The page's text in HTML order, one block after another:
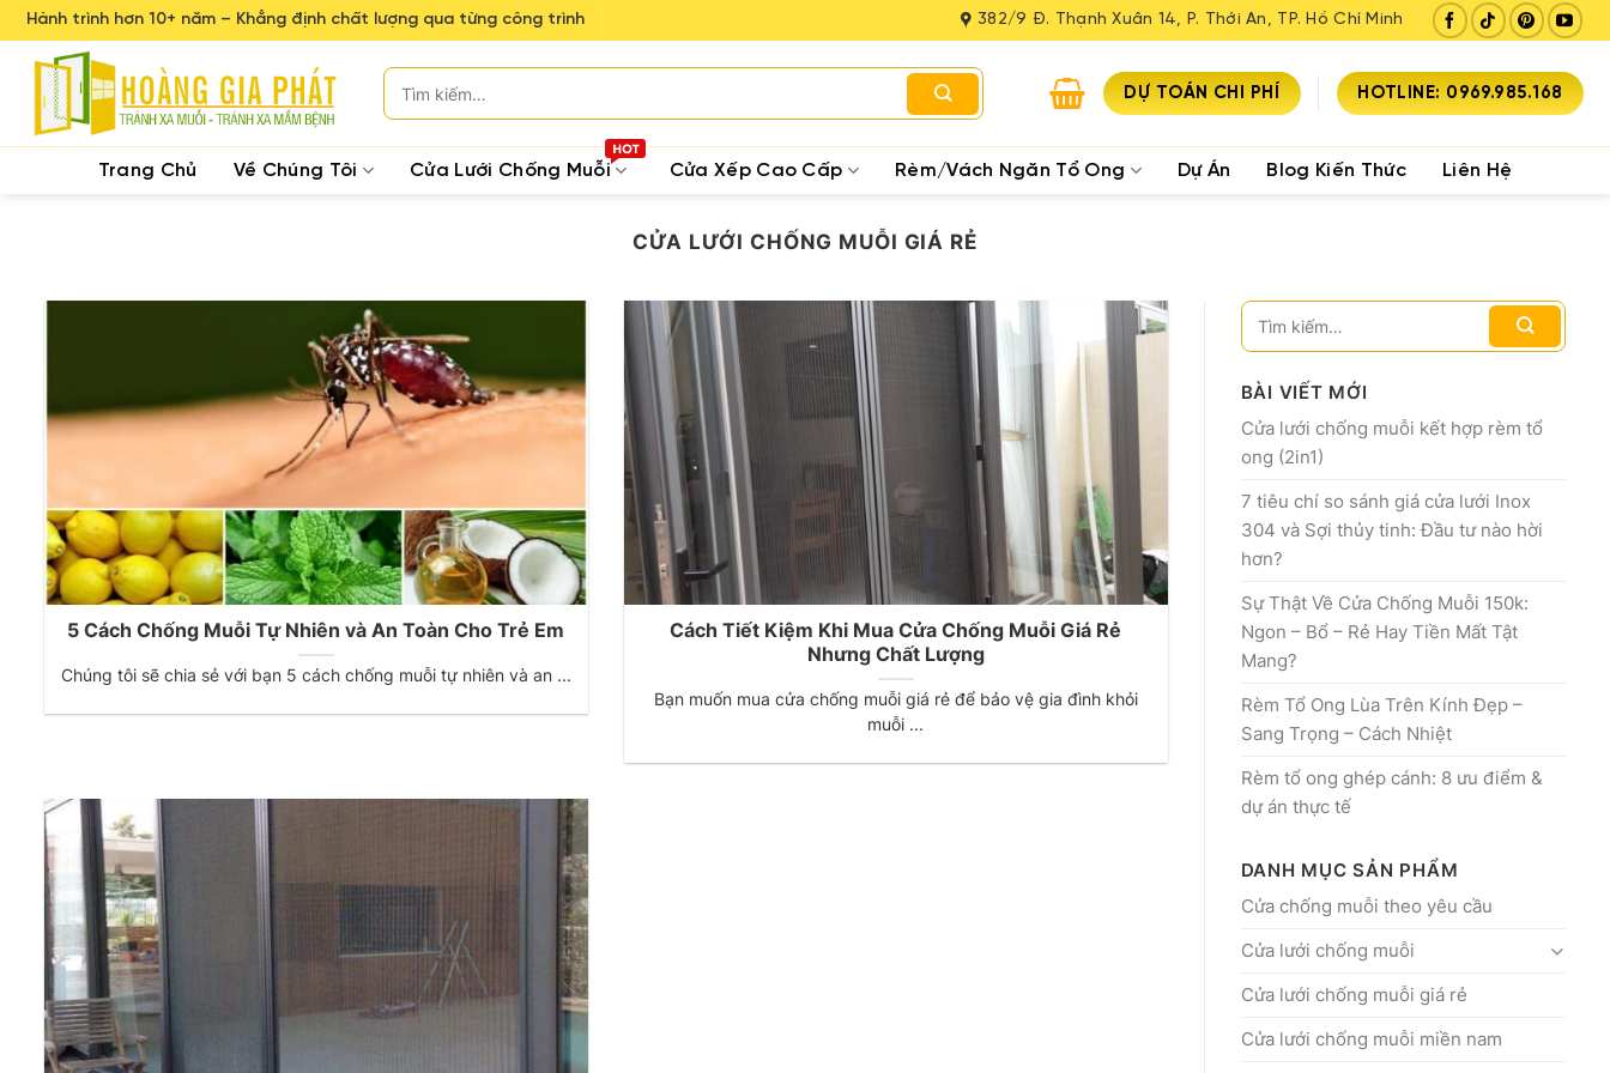
Skip
to
content
Hành trình hơn 10+ năm – Khẳng định chất lượng qua từng công trình 382/9 Đ. Thạnh Xuân 14, P. Thới An, TP. Hồ Chí Minh
kiếm:
DỰ TOÁN CHI PHÍ HOTLINE: 0969.985.168
Trang Chủ Về Chúng Tôi Cửa Lưới Chống Muỗi Cửa Xếp Cao Cấp Rèm/Vách Ngăn Tổ Ong Dự Án Blog Kiến Thức Liên Hệ
CỬA LƯỚI CHỐNG MUỖI GIÁ RẺ
5 Cách Chống Muỗi Tự Nhiên và An Toàn Cho Trẻ Em
Chúng tôi sẽ chia sẻ với bạn 5 cách chống muỗi tự nhiên và an ...
Cách Tiết Kiệm Khi Mua Cửa Chống Muỗi Giá Rẻ
Nhưng Chất Lượng
Bạn muốn mua cửa chống muỗi giá rẻ để bảo vệ gia đình khỏi
muỗi ...
BÀI VIẾT MỚI
Cửa lưới chống muỗi kết hợp rèm tổ
ong (2in1)
7 tiêu chí so sánh giá cửa lưới Inox
304 và Sợi thủy tinh: Đầu tư nào hời
hơn?
Sự Thật Về Cửa Chống Muỗi 150k:
Ngon – Bổ – Rẻ Hay Tiền Mất Tật
Mang?
Rèm Tổ Ong Lùa Trên Kính Đẹp –
Sang Trọng – Cách Nhiệt
Rèm tổ ong ghép cánh: 8 ưu điểm &
dự án thực tế
DANH MỤC SẢN PHẨM
Cửa chống muỗi theo yêu cầu
Cửa lưới chống muỗi
Cửa lưới chống muỗi giá rẻ
Cửa lưới chống muỗi miền nam